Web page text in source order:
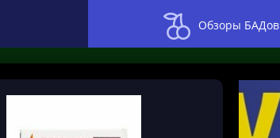
Обзоры БАДов